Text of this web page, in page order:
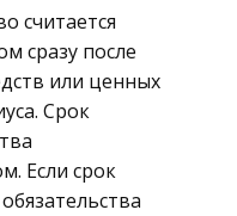
считается
сразу после
или ценных
Срок
Если срок